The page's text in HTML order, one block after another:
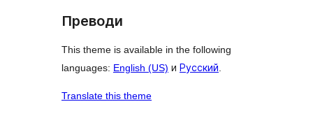
Преводи
This theme is available in the following
languages: English (US) и Русский.
Translate this theme